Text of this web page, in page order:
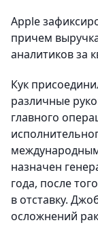
Apple
причем
аналитиков за
Кук
различные
главного
назначен
года, после
в отставку.
осложнений